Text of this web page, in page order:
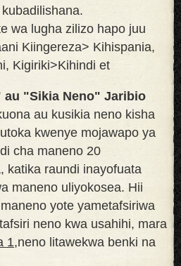
wa lugha zilizo hapo juu
Kiingereza> Kihispania,
Kigiriki>Kihindi et
au "Sikia Neno" Jaribio
au kusikia neno kisha
kwenye mojawapo ya
cha maneno 20
katika raundi inayofuata
maneno uliyokosea. Hii
yote yametafsiriwa
neno kwa usahihi, mara
1,neno litawekwa benki na